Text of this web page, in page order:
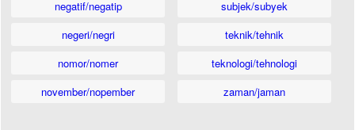
negatif/negatip
negeri/negri
nomor/nomer
november/nopember
subjek/subyek
teknik/tehnik
teknologi/tehnologi
zaman/jaman